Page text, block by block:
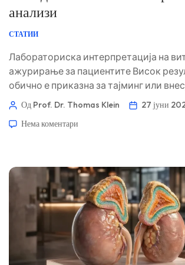
анализи
СТАТИИ
Лабораториска интерпретација на
ажурирање за пациентите Висок
обично е приказна за тајминг или
случај. Клучното клиничко прашање е
📖 ~11 минути 📅 27 јуни 2026 📝
Од Prof. Dr. Thomas Klein
27 јуни
Нема коментари